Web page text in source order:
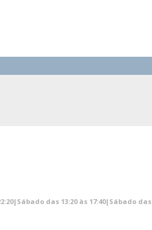
das 13:20 às 17:40|Sábado das